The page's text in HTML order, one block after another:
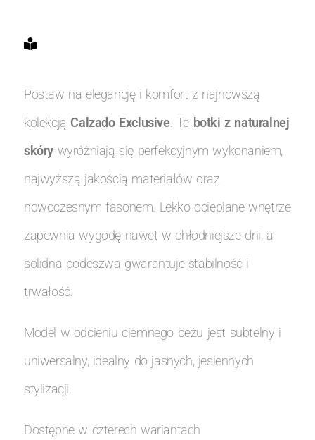
Postaw na elegancję i komfort z najnowszą
kolekcjąCalzado Exclusive. Te botki z naturalnej
skóry wyróżniają się perfekcyjnym wykonaniem,
najwyższą jakością materiałów oraz
nowoczesnym fasonem. Lekko ocieplane wnętrze
zapewnia wygodę nawet w chłodniejsze dni, a
solidna podeszwa gwarantuje stabilność i
trwałość.
Model w odcieniu ciemnego beżu jest subtelny i
uniwersalny, idealny do jasnych, jesiennych
stylizacji.
Dostępne w czterech wariantach